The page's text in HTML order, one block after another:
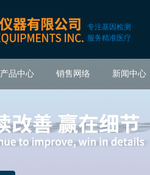
专注基因检测
服务精准医疗
产品中心 销售网络 新闻中心